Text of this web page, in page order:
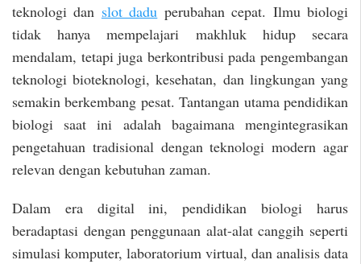
teknologi dan slot dadu perubahan cepat. Ilmu biologi
tidak hanya mempelajari makhluk hidup secara
mendalam, tetapi juga berkontribusi pada pengembangan
teknologi bioteknologi, kesehatan, dan lingkungan yang
semakin berkembang pesat. Tantangan utama pendidikan
biologi saat ini adalah bagaimana mengintegrasikan
pengetahuan tradisional dengan teknologi modern agar
relevan dengan kebutuhan zaman.
Dalam era digital ini, pendidikan biologi harus
beradaptasi dengan penggunaan alat-alat canggih seperti
simulasi komputer, laboratorium virtual, dan analisis data